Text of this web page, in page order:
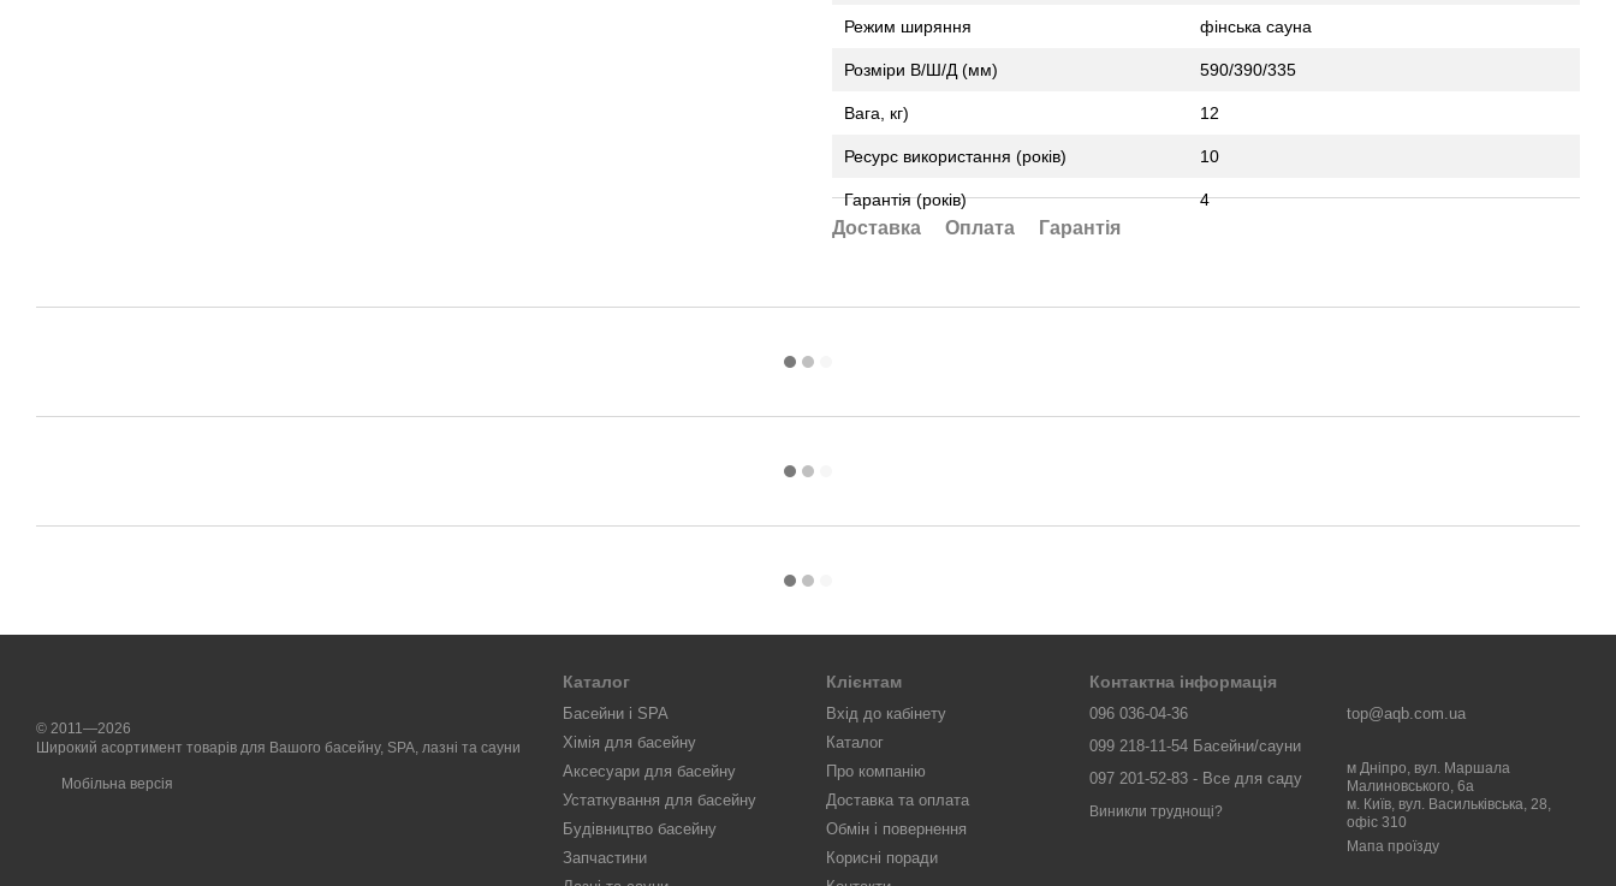
Режим ширяння фінська сауна
Розміри В/Ш/Д (мм) 590/390/335
Вага, кг) 12
Ресурс використання (років) 10
Гарантія (років) 4
Доставка Оплата Гарантія
© 2011—2026
Широкий асортимент товарів для Вашого басейну, SPA, лазні та сауни
Мобільна версія
Каталог
Басейни і SPA
Хімія для басейну
Аксесуари для басейну
Устаткування для басейну
Будівництво басейну
Запчастини
Клієнтам
Вхід до кабінету
Каталог
Про компанію
Доставка та оплата
Обмін і повернення
Корисні поради
Контактна інформація
096 036-04-36
099 218-11-54 Басейни/сауни
097 201-52-83 - Все для саду
Виникли труднощі?
top@aqb.com.ua
м Дніпро, вул. Маршала
Малиновського, 6а
м. Київ, вул. Васильківська, 28,
офіс 310
Мапа проїзду